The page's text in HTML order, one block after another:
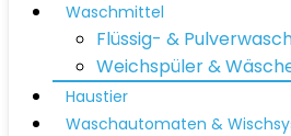
Waschmittel
Flüssig- &
Weichspüler &
Haustier
Waschautomaten &